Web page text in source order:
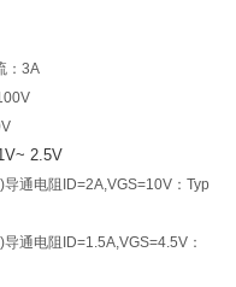
：3A
2.5V
通电阻ID=2A,VGS=10V：Typ
通电阻ID=1.5A,VGS=4.5V：